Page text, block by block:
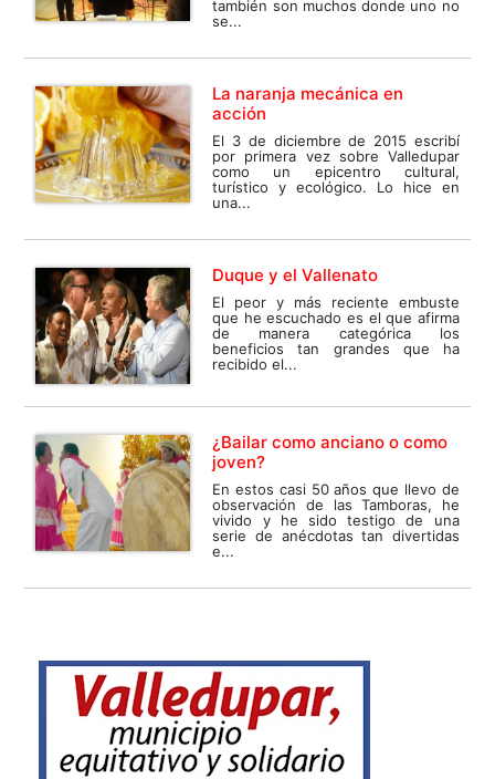
también son muchos donde uno no
se...
La naranja mecánica en
acción
El 3 de diciembre de 2015 escribí
por primera vez sobre Valledupar
como un epicentro cultural,
turístico y ecológico. Lo hice en
una...
Duque y el Vallenato
El peor y más reciente embuste
que he escuchado es el que afirma
de manera categórica los
beneficios tan grandes que ha
recibido el...
¿Bailar como anciano o como
joven?
En estos casi 50 años que llevo de
observación de las Tamboras, he
vivido y he sido testigo de una
serie de anécdotas tan divertidas
e...